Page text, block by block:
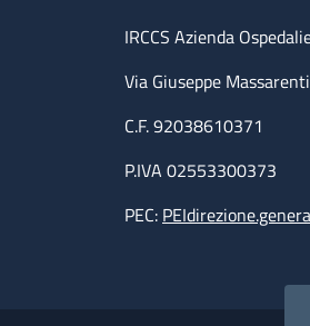
IRCCS Azienda
Via Giuseppe
C.F. 92038610371
P.IVA 02553300373
PEC: